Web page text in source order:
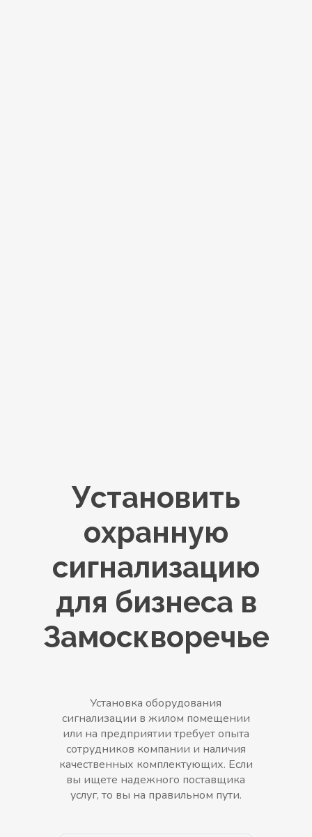
Установить
охранную
сигнализацию
для бизнеса в
Замоскворечье
Установка оборудования
сигнализации в жилом помещении
или на предприятии требует опыта
сотрудников компании и наличия
качественных комплектующих. Если
вы ищете надежного поставщика
услуг, то вы на правильном пути.